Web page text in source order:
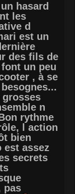
hasard
les
d
est un
des fils de
un peu
, à se
grosses
n
rythme
l action
bien
est assez
secrets
pas